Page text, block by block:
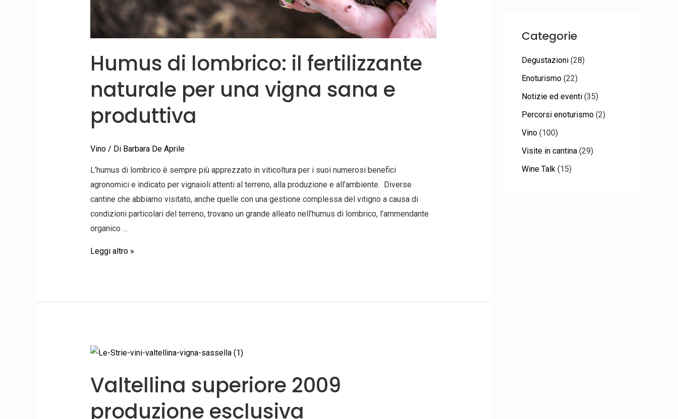
Humus di lombrico: il fertilizzante
naturale per una vigna sana e
produttiva
Vino/ Di Barbara De Aprile
L’humus di lombrico è sempre più apprezzato in viticoltura per i suoi numerosi benefici
agronomici e indicato per vignaioli attenti al terreno, alla produzione e all’ambiente. Diverse
cantine che abbiamo visitato, anche quelle con una gestione complessa del vitigno a causa di
condizioni particolari del terreno, trovano un grande alleato nell’humus di lombrico, l’ammendante
organico …
Leggi altro »
Valtellina superiore 2009
produzione esclusiva
Valtellina
2009
esclusiva
Categorie
Degustazioni (28)
Enoturismo (22)
Notizie ed eventi (35)
Percorsi enoturismo (2)
Vino (100)
Visite in cantina (29)
Wine Talk (15)